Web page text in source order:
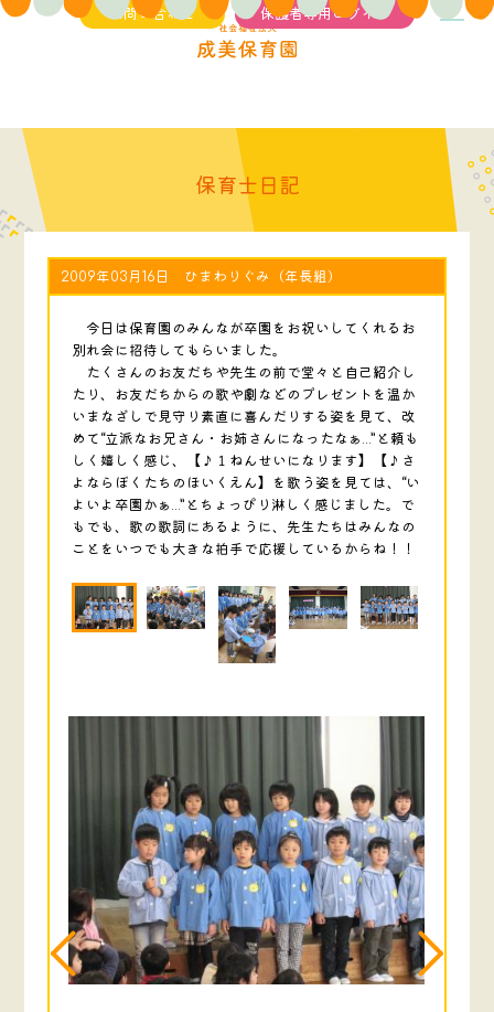
お問い合わせ 保護者専用ログイン
保育士日記
2009年03月16日 ひまわりぐみ（年長組）
今日は保育園のみんなが卒園をお祝いしてくれるお
別れ会に招待してもらいました。
たくさんのお友だちや先生の前で堂々と自己紹介し
たり、お友だちからの歌や劇などのプレゼントを温か
いまなざしで見守り素直に喜んだりする姿を見て、改
めて“立派なお兄さん・お姉さんになったなぁ…”と頼も
しく嬉しく感じ、【♪１ねんせいになります】【♪さ
よならぼくたちのほいくえん】を歌う姿を見ては、“い
よいよ卒園かぁ…”とちょっぴり淋しく感じました。で
もでも、歌の歌詞にあるように、先生たちはみんなの
ことをいつでも大きな拍手で応援しているからね！！